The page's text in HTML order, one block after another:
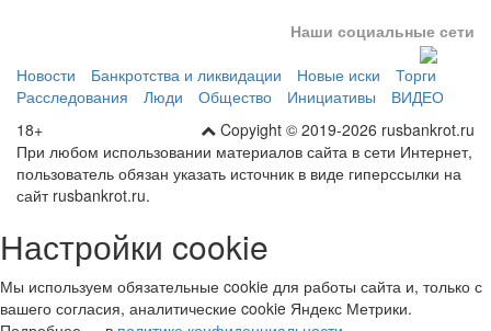
Наши социальные сети
Новости Банкротства и ликвидации Новые иски
Торги
Расследования
Люди Общество Инициативы
ВИДЕО
Copyight © 2019-2026 rusbankrot.ru
18+
При любом использовании материалов сайта в сети Интернет,
пользователь обязан указать источник в виде гиперссылки на
сайт rusbankrot.ru.
Настройки cookie
Мы используем обязательные cookie для работы сайта и, только с
вашего согласия, аналитические cookie Яндекс Метрики.